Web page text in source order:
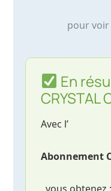
pour voir
En
CRYSTAL
Avec l’
Abonnement
, vous obtenez :